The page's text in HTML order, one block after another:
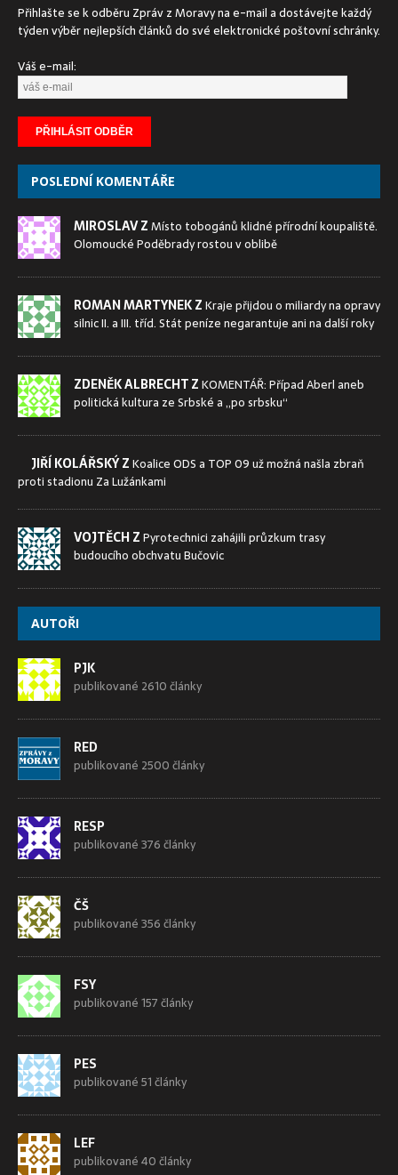
Přihlašte se k odběru Zpráv z Moravy na e-mail a dostávejte každý
týden výběr nejlepších článků do své elektronické poštovní schránky.
Váš e-mail:
POSLEDNÍ KOMENTÁŘE
MIROSLAV ZMísto tobogánů klidné přírodní koupaliště.
Olomoucké Poděbrady rostou v oblibě
ROMAN MARTYNEK ZKraje přijdou o miliardy na opravy
silnic II. a III. tříd. Stát peníze negarantuje ani na další roky
ZDENĚK ALBRECHT ZKOMENTÁŘ: Případ Aberl aneb
politická kultura ze Srbské a „po srbsku“
JIŘÍ KOLÁŘSKÝ ZKoalice ODS a TOP 09 už možná našla zbraň
proti stadionu Za Lužánkami
VOJTĚCH ZPyrotechnici zahájili průzkum trasy
budoucího obchvatu Bučovic
AUTOŘI
PJK
publikované 2610 články
RED
publikované 2500 články
RESP
publikované 376 články
ČŠ
publikované 356 články
FSY
publikované 157 články
PES
publikované 51 články
LEF
publikované 40 články